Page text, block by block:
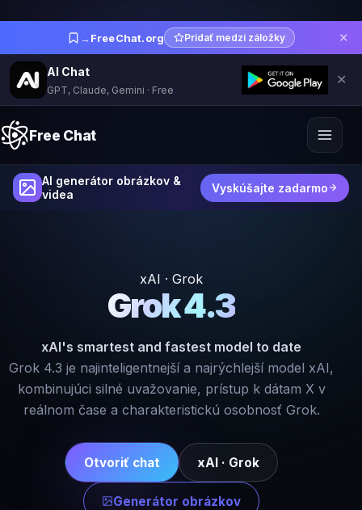
→ FreeChat.org Pridať medzi záložky ✕
AI Chat
GPT, Claude, Gemini · Free
✕
Free Chat
AI generátor obrázkov &
videa
Vyskúšajte zadarmo
xAI · Grok
Grok 4.3
xAI's smartest and fastest model to date
Grok 4.3 je najinteligentnejší a najrýchlejší model xAI,
kombinujúci silné uvažovanie, prístup k dátam X v
reálnom čase a charakteristickú osobnosť Grok.
Otvoriť chat xAI · Grok
Generátor obrázkov